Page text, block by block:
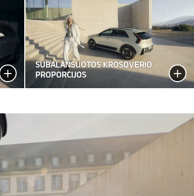
SUBALANSUOTOS KROSOVERIO
PROPORCIJOS